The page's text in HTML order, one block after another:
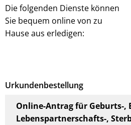
Die folgenden Dienste können
Sie bequem online von zu
Hause aus erledigen:
Urkundenbestellung
Online-Antrag für Geburts-,
Lebenspartnerschafts-,